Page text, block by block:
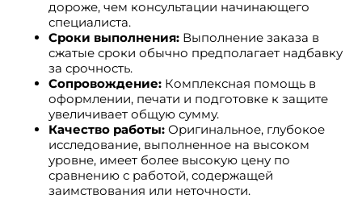
дороже, чем консультации начинающего
специалиста.
Сроки выполнения: Выполнение заказа в
сжатые сроки обычно предполагает надбавку
за срочность.
Сопровождение: Комплексная помощь в
оформлении, печати и подготовке к защите
увеличивает общую сумму.
Качество работы: Оригинальное, глубокое
исследование, выполненное на высоком
уровне, имеет более высокую цену по
сравнению с работой, содержащей
заимствования или неточности.